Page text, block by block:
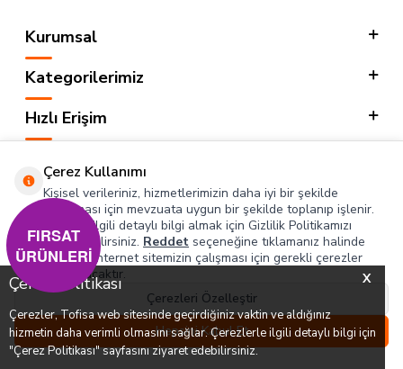
X
Çerez Politikası
Çerezler, Tofisa web sitesinde geçirdiğiniz vaktin ve aldığınız
hizmetin daha verimli olmasını sağlar. Çerezlerle ilgili detaylı bilgi için
"Çerez Politikası" sayfasını ziyaret edebilirsiniz.
Menü
0
Favorilerim Hesabım Sepetim
Kurumsal
Kategorilerimiz
Hızlı Erişim
Adres & İletişim
T-SOFT
Çerez Kullanımı
Kişisel verileriniz, hizmetlerimizin daha iyi bir şekilde
sunulması için mevzuata uygun bir şekilde toplanıp işlenir.
Konuyla ilgili detaylı bilgi almak için Gizlilik Politikamızı
inceleyebilirsiniz. Reddet seçeneğine tıklamanız halinde
yalnızca internet sitemizin çalışması için gerekli çerezler
kullanılacaktır.
Çerezleri Özelleştir
Hepsini Kabul Et
FIRSAT
ÜRÜNLERİ